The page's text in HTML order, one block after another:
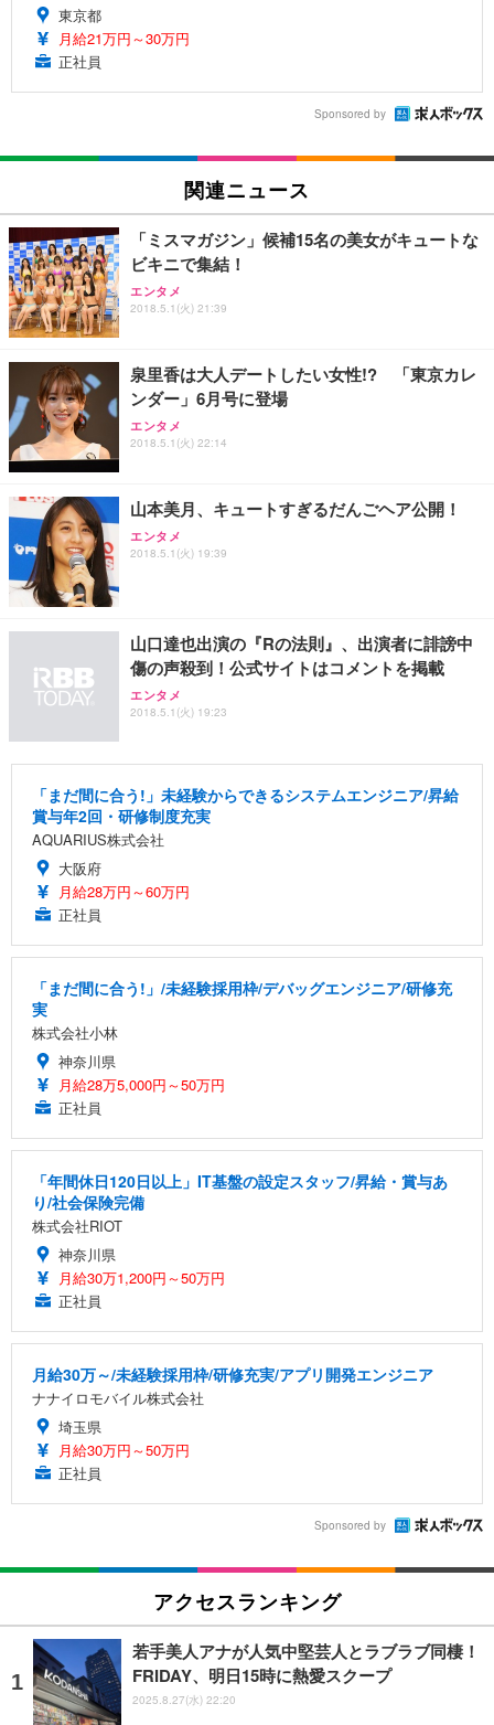
東京都
月給21万円～30万円
正社員
Sponsored by
関連ニュース
「ミスマガジン」候補15名の美女がキュートな
ビキニで集結！
エンタメ
2018.5.1(火) 21:39
泉里香は大人デートしたい女性!? 「東京カレ
ンダー」6月号に登場
エンタメ
2018.5.1(火) 22:14
山本美月、キュートすぎるだんごヘア公開！
エンタメ
2018.5.1(火) 19:39
山口達也出演の『Rの法則』、出演者に誹謗中
傷の声殺到！公式サイトはコメントを掲載
エンタメ
2018.5.1(火) 19:23
「まだ間に合う!」未経験からできるシステムエンジニア/昇給
賞与年2回・研修制度充実
AQUARIUS株式会社
大阪府
月給28万円～60万円
正社員
「まだ間に合う!」/未経験採用枠/デバッグエンジニア/研修充
実
株式会社小林
神奈川県
月給28万5,000円～50万円
正社員
「年間休日120日以上」IT基盤の設定スタッフ/昇給・賞与あ
り/社会保険完備
株式会社RIOT
神奈川県
月給30万1,200円～50万円
正社員
月給30万～/未経験採用枠/研修充実/アプリ開発エンジニア
ナナイロモバイル株式会社
埼玉県
月給30万円～50万円
正社員
Sponsored by
アクセスランキング
若手美人アナが人気中堅芸人とラブラブ同棲！
FRIDAY、明日15時に熱愛スクープ
2025.8.27(水) 22:20